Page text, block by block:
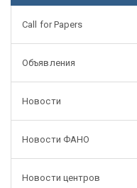
Call for Papers
Объявления
Новости
Новости ФАНО
Новости центров